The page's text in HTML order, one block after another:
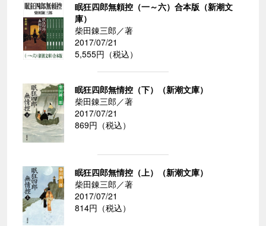
眠狂四郎無頼控（一～六）合本版（新潮文
庫）
柴田錬三郎／著
2017/07/21
5,555円（税込）
眠狂四郎無情控（下）（新潮文庫）
柴田錬三郎／著
2017/07/21
869円（税込）
眠狂四郎無情控（上）（新潮文庫）
柴田錬三郎／著
2017/07/21
814円（税込）